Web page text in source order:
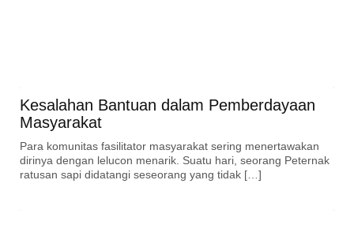
Kesalahan Bantuan dalam Pemberdayaan
Masyarakat
Para komunitas fasilitator masyarakat sering menertawakan
dirinya dengan lelucon menarik. Suatu hari, seorang Peternak
ratusan sapi didatangi seseorang yang tidak […]